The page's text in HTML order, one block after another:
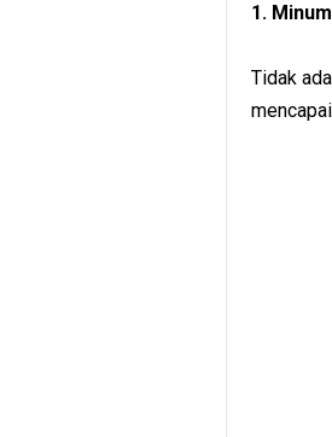
1.
Tidak